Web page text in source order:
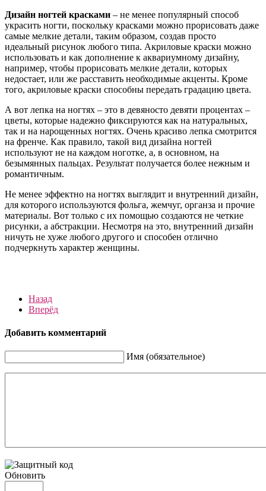
Дизайн ногтей красками – не менее популярный способ
украсить ногти, поскольку красками можно прорисовать даже
самые мелкие детали, таким образом, создав просто
идеальный рисунок любого типа. Акриловые краски можно
использовать и как дополнение к аквариумному дизайну,
например, чтобы прорисовать мелкие детали, которых
недостает, или же расставить необходимые акценты. Кроме
того, акриловые краски способны передать градацию цвета.
А вот лепка на ногтях – это в девяносто девяти процентах –
цветы, которые надежно фиксируются как на натуральных,
так и на нарощенных ногтях. Очень красиво лепка смотрится
на френче. Как правило, такой вид дизайна ногтей
используют не на каждом ноготке, а, в основном, на
безымянных пальцах. Результат получается более нежным и
романтичным.
Не менее эффектно на ногтях выглядит и внутренний дизайн,
для которого используются фольга, жемчуг, органза и прочие
материалы. Вот только с их помощью создаются не четкие
рисунки, а абстракции. Несмотря на это, внутренний дизайн
ничуть не хуже любого другого и способен отлично
подчеркнуть характер женщины.
Назад
Вперёд
Добавить комментарий
Имя (обязательное)
Обновить